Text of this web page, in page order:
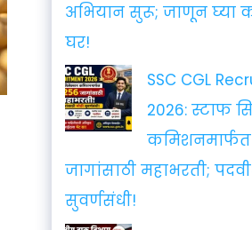
अभियान सुरू; जाणून घ्या
घर!
SSC CGL
2026: स्टाफ
कमिशनमार्फत
जागांसाठी महाभरती;
सुवर्णसंधी!